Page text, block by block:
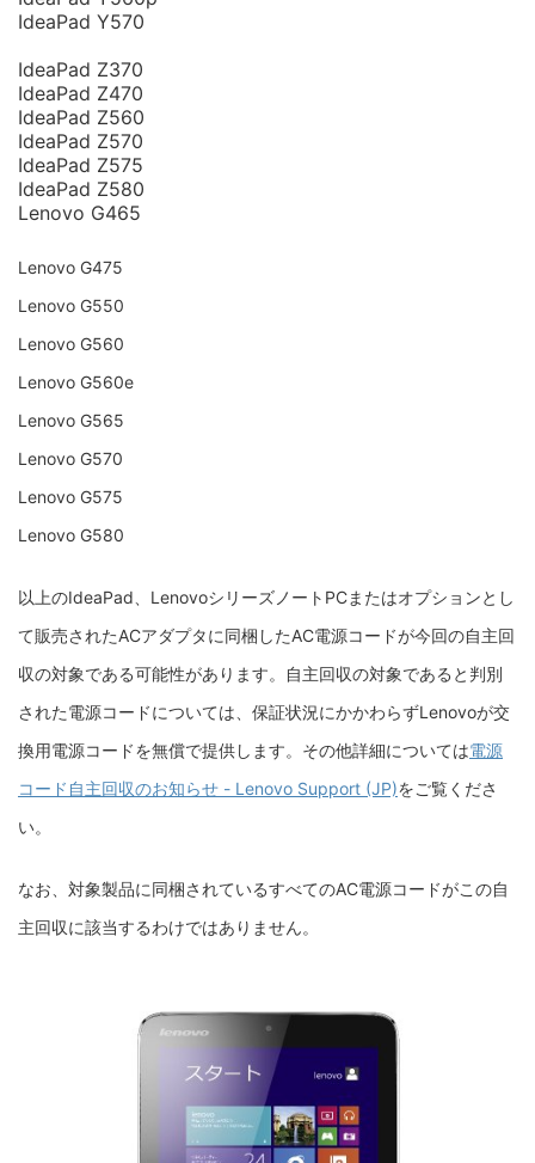
IdeaPad Y570
IdeaPad Z370
IdeaPad Z470
IdeaPad Z560
IdeaPad Z570
IdeaPad Z575
IdeaPad Z580
Lenovo G465
Lenovo G475
Lenovo G550
Lenovo G560
Lenovo G560e
Lenovo G565
Lenovo G570
Lenovo G575
Lenovo G580
以上のIdeaPad、LenovoシリーズノートPCまたはオプションとし
て販売されたACアダプタに同梱したAC電源コードが今回の自主回
収の対象である可能性があります。自主回収の対象であると判別
された電源コードについては、保証状況にかかわらずLenovoが交
換用電源コードを無償で提供します。その他詳細については電源
コード自主回収のお知らせ - Lenovo Support (JP)をご覧くださ
い。
なお、対象製品に同梱されているすべてのAC電源コードがこの自
主回収に該当するわけではありません。